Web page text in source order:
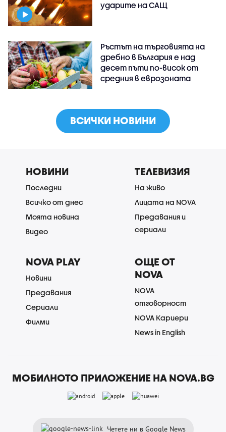
ударите на САЩ
Ръстът на търговията на
дребно в България е над
десет пъти по-висок от
средния в еврозоната
ВСИЧКИ НОВИНИ
НОВИНИ
Последни
Всичко от днес
Моята новина
Видео
ТЕЛЕВИЗИЯ
На живо
Лицата на NOVA
Предавания и
сериали
NOVA PLAY
Новини
Предавания
Сериали
Филми
ОЩЕ ОТ
NOVA
NOVA
отговорност
NOVA Кариери
News in English
МОБИЛНОТО ПРИЛОЖЕНИЕ НА NOVA.BG
Четете ни в Google News